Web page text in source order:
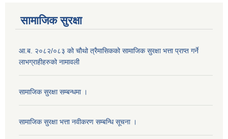
सामाजिक सुरक्षा
आ.ब. २०८२/०८३ को चौथो त्रैमासिकको सामाजिक सुरक्षा भत्ता प्राप्त गर्ने
लाभग्राहीहरुको नामावली
सामाजिक सुरक्षा सम्बन्धमा ।
सामाजिक सुरक्षा भत्ता नवीकरण सम्बन्धि सूचना ।